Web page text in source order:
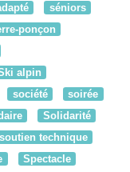
séniors
ponçon
alpin
société
soirée
Solidarité
soutien technique
Spectacle